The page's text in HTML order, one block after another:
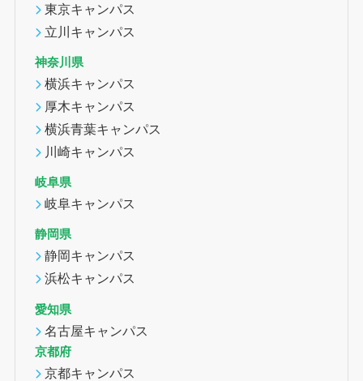
東京キャンパス
立川キャンパス
神奈川県
横浜キャンパス
厚木キャンパス
横浜青葉キャンパス
川崎キャンパス
岐阜県
岐阜キャンパス
静岡県
静岡キャンパス
浜松キャンパス
愛知県
名古屋キャンパス
京都府
京都キャンパス